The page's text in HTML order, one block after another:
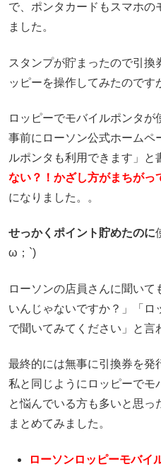
で、ポンタカードもスマホの
ました。
スタンプが貯まったので引換
ッピーを操作してみたのです
ロッピーでモバイルポンタが
事前にローソン公式ホームペ
ルポンタも利用できます」と
ない？！かざし方がまちがっ
になりました。。
せっかくポイント貯めたのに
ω；`)
ローソンの店員さんに聞い
いんじゃないですか？」「
で聞いてみてください」と言
最終的には無事に引換券を発
私と同じようにロッピーでモ
と悩んでいる方も多いと思っ
まとめてみました。
ローソンロッピーモバイ